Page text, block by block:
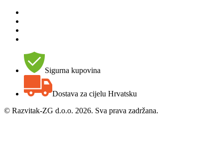
Sigurna kupovina
Dostava za cijelu Hrvatsku
© Razvitak-ZG d.o.o. 2026. Sva prava zadržana.